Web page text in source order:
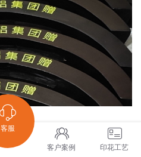
客服
客户案例
印花工艺